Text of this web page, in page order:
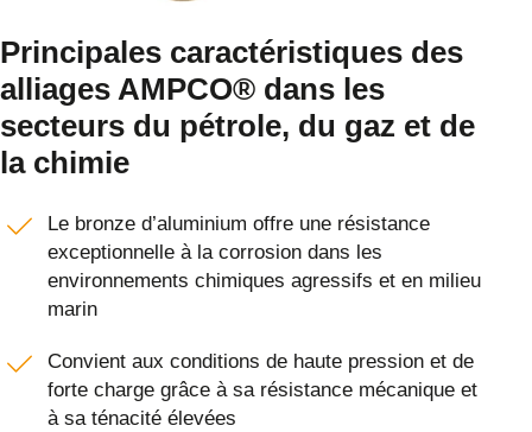
Principales caractéristiques des
alliages AMPCO® dans les
secteurs du pétrole, du gaz et de
la chimie
Le bronze d’aluminium offre une résistance
exceptionnelle à la corrosion dans les
environnements chimiques agressifs et en milieu
marin
Convient aux conditions de haute pression et de
forte charge grâce à sa résistance mécanique et
à sa ténacité élevées